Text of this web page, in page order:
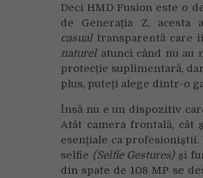
Deci HMD Fusion este o
de Generația Z,
casualtransparentă care
naturelatunci când nu au
protecție suplimentară,
plus, puteți alege dintr-o
Însă nu e un dispozitiv
Atât camera frontală, cât
esențiale ca
selfie (Selfie Gestures)și
din spate de 108 MP se